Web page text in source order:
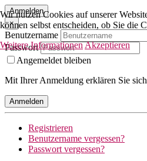
Anmelden
×
Benutzername
Passwort
Angemeldet bleiben
Mit Ihrer Anmeldung erklären Sie
Anmelden
Registrieren
Benutzername vergessen?
Passwort vergessen?
Wir nutzen Cookies auf unserer
können selbst entscheiden, ob Sie die
Weitere InformationenAkzeptieren